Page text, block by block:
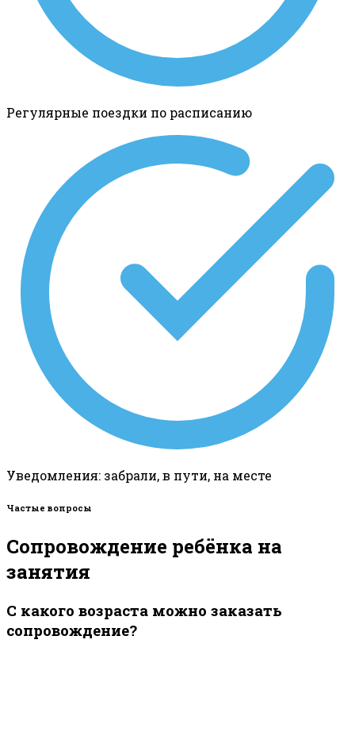
Регулярные поездки по расписанию
Уведомления: забрали, в пути, на месте
Частые вопросы
Сопровождение ребёнка на
занятия
С какого возраста можно заказать
сопровождение?